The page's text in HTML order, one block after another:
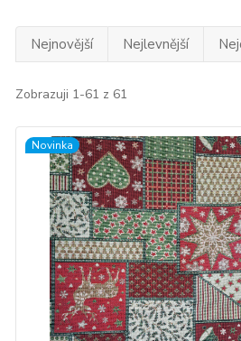
Nejnovější Nejlevnější
Zobrazuji 1-61 z 61
Novinka